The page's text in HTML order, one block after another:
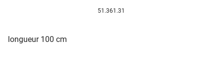
51.361.31
longueur 100 cm